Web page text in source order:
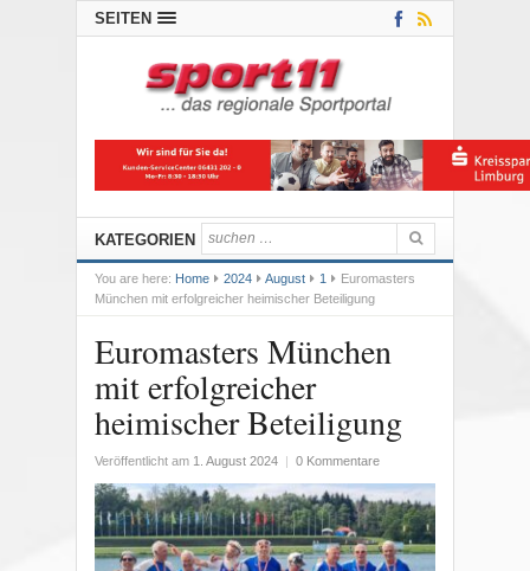
SEITEN
KATEGORIEN
You are here: Home 2024 August 1
Euromasters
München mit erfolgreicher heimischer Beteiligung
Euromasters München
mit erfolgreicher
heimischer Beteiligung
Veröffentlicht am 1. August 2024 0 Kommentare